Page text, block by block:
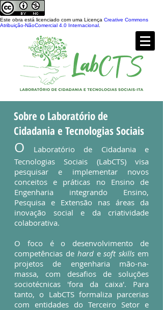
Este obra está licenciado com uma Licença Creative Commons
Atribuição-NãoComercial 4.0 Internacional
Sobre o Laboratório de
Cidadania e Tecnologias Sociais
O Laboratório de Cidadania e
Tecnologias Sociais (LabCTS) visa
pesquisar e implementar novos
conceitos e práticas no Ensino de
Engenharia integrando Ensino,
Pesquisa e Extensão nas áreas da
inovação social e da criatividade
colaborativa.
O foco é o desenvolvimento de
competências de hardesoft skills em
projetos de engenharia mão-na-
massa, com desafios de soluções
sociotécnicas 'fora da caixa'. Para
tanto, o LabCTS formaliza parcerias
com entidades do Terceiro Setor e